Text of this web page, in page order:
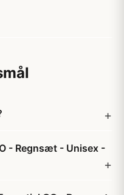
- Regnsæt - Unisex -